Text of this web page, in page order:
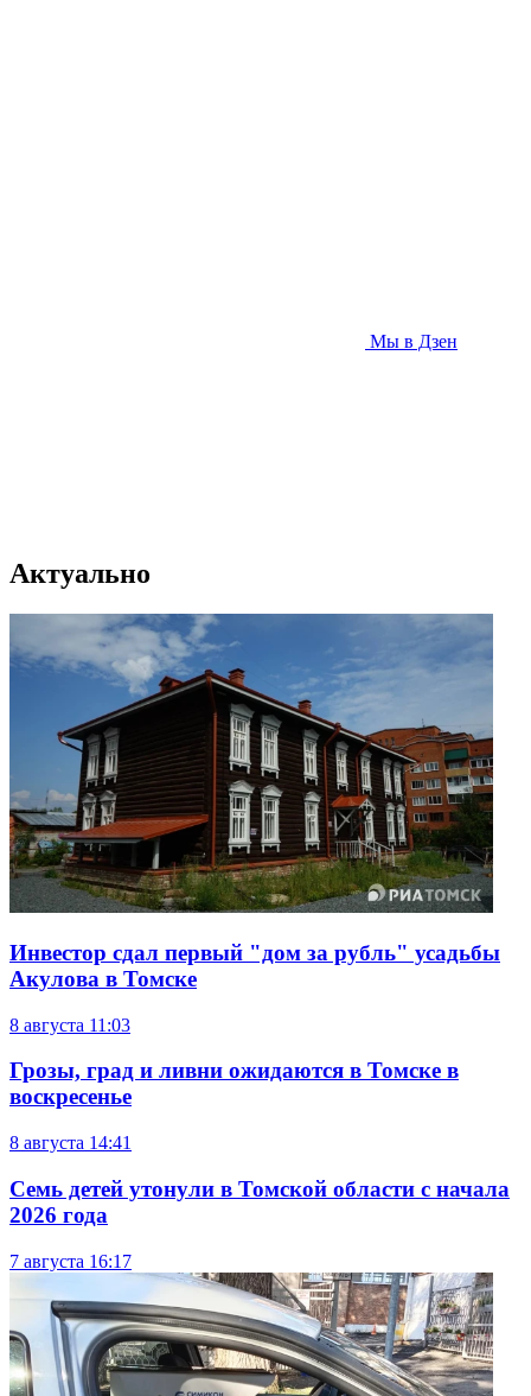
Мы в Дзен
Актуально
Инвестор сдал первый "дом за рубль" усадьбы
Акулова в Томске
8 августа 11:03
Грозы, град и ливни ожидаются в Томске в
воскресенье
8 августа 14:41
Семь детей утонули в Томской области с начала
2026 года
7 августа 16:17